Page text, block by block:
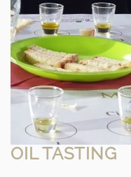
OIL TASTING